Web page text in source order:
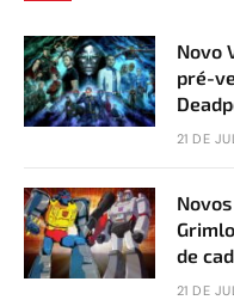
Novo
pré-
21 DE
de
21 DE